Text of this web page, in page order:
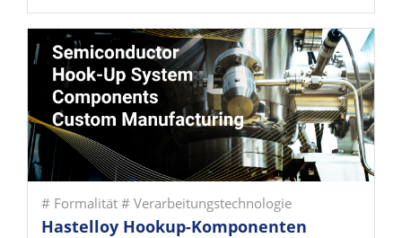
mechanischen Eigenschaften bestimmt und
wie moderne Korrosionsschutztechnologien
die Lebensdauer von Gusseisenerzeugnissen
verlängern.
# Formalität # Verarbeitungstechnologie
Hastelloy Hookup-Komponenten